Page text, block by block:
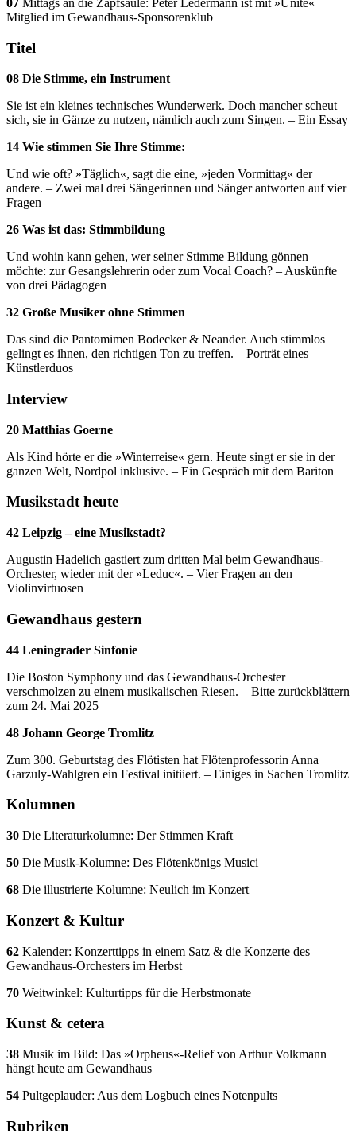
Mitglied im Gewandhaus-Sponsorenklub
Titel
08 Die Stimme, ein Instrument
Sie ist ein kleines technisches Wunderwerk. Doch mancher scheut
sich, sie in Gänze zu nutzen, nämlich auch zum Singen. – Ein Essay
14 Wie stimmen Sie Ihre Stimme:
Und wie oft? »Täglich«, sagt die eine, »jeden Vormittag« der
andere. – Zwei mal drei Sängerinnen und Sänger antworten auf vier
Fragen
26 Was ist das: Stimmbildung
Und wohin kann gehen, wer seiner Stimme Bildung gönnen
möchte: zur Gesangslehrerin oder zum Vocal Coach? – Auskünfte
von drei Pädagogen
32 Große Musiker ohne Stimmen
Das sind die Pantomimen Bodecker & Neander. Auch stimmlos
gelingt es ihnen, den richtigen Ton zu treffen. – Porträt eines
Künstlerduos
Interview
20 Matthias Goerne
Als Kind hörte er die »Winterreise« gern. Heute singt er sie in der
ganzen Welt, Nordpol inklusive. – Ein Gespräch mit dem Bariton
Musikstadt heute
42 Leipzig – eine Musikstadt?
Augustin Hadelich gastiert zum dritten Mal beim Gewandhaus-
Orchester, wieder mit der »Leduc«. – Vier Fragen an den
Violinvirtuosen
Gewandhaus gestern
44 Leningrader Sinfonie
Die Boston Symphony und das Gewandhaus-Orchester
verschmolzen zu einem musikalischen Riesen. – Bitte zurückblättern
zum 24. Mai 2025
48 Johann George Tromlitz
Zum 300. Geburtstag des Flötisten hat Flötenprofessorin Anna
Garzuly-Wahlgren ein Festival initiiert. – Einiges in Sachen Tromlitz
Kolumnen
30 Die Literaturkolumne: Der Stimmen Kraft
50 Die Musik-Kolumne: Des Flötenkönigs Musici
68 Die illustrierte Kolumne: Neulich im Konzert
Konzert & Kultur
62 Kalender: Konzerttipps in einem Satz & die Konzerte des
Gewandhaus-Orchesters im Herbst
70 Weitwinkel: Kulturtipps für die Herbstmonate
Kunst & cetera
38 Musik im Bild: Das »Orpheus«-Relief von Arthur Volkmann
hängt heute am Gewandhaus
54 Pultgeplauder: Aus dem Logbuch eines Notenpults
Rubriken